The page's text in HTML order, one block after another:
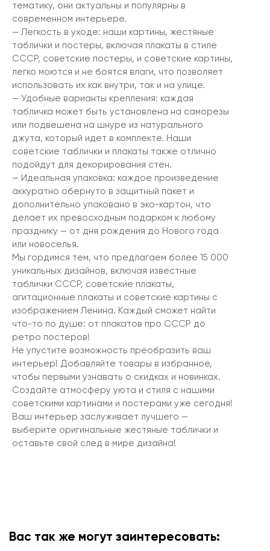
тематику, они актуальны и популярны в
современном интерьере.
— Легкость в уходе: наши картины, жестяные
таблички и постеры, включая плакаты в стиле
СССР, советские постеры, и советские картины,
легко моются и не боятся влаги, что позволяет
использовать их как внутри, так и на улице.
— Удобные варианты крепления: каждая
табличка может быть установлена на саморезы
или подвешена на шнуре из натурального
джута, который идет в комплекте. Наши
советские таблички и плакаты также отлично
подойдут для декорирования стен.
— Идеальная упаковка: каждое произведение
аккуратно обернуто в защитный пакет и
дополнительно упаковано в эко-картон, что
делает их превосходным подарком к любому
празднику — от дня рождения до Нового года
или новоселья.
Мы гордимся тем, что предлагаем более 15 000
уникальных дизайнов, включая известные
таблички СССР, советские плакаты,
агитационные плакаты и советские картины с
изображением Ленина. Каждый сможет найти
что-то по душе: от плакатов про СССР до
ретро постеров!
Не упустите возможность преобразить ваш
интерьер! Добавляйте товары в избранное,
чтобы первыми узнавать о скидках и новинках.
Создайте атмосферу уюта и стиля с нашими
советскими картинами и постерами уже сегодня!
Ваш интерьер заслуживает лучшего —
выберите оригинальные жестяные таблички и
оставьте свой след в мире дизайна!
Вас так же могут заинтересовать: